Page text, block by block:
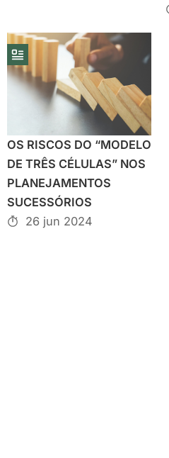
OS RISCOS DO “MODELO
DE TRÊS CÉLULAS” NOS
PLANEJAMENTOS
SUCESSÓRIOS
26 jun 2024